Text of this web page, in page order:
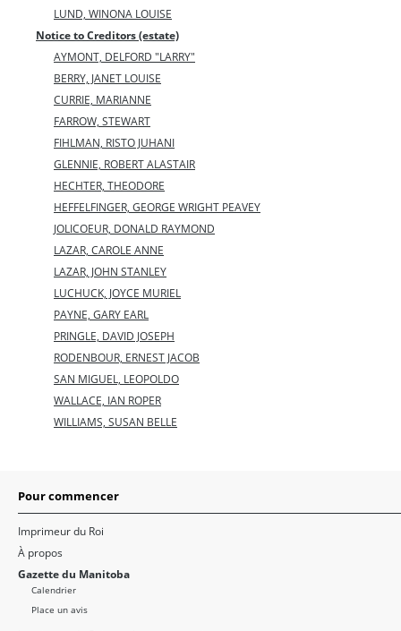
LUND, WINONA LOUISE
Notice to Creditors (estate)
AYMONT, DELFORD "LARRY"
BERRY, JANET LOUISE
CURRIE, MARIANNE
FARROW, STEWART
FIHLMAN, RISTO JUHANI
GLENNIE, ROBERT ALASTAIR
HECHTER, THEODORE
HEFFELFINGER, GEORGE WRIGHT PEAVEY
JOLICOEUR, DONALD RAYMOND
LAZAR, CAROLE ANNE
LAZAR, JOHN STANLEY
LUCHUCK, JOYCE MURIEL
PAYNE, GARY EARL
PRINGLE, DAVID JOSEPH
RODENBOUR, ERNEST JACOB
SAN MIGUEL, LEOPOLDO
WALLACE, IAN ROPER
WILLIAMS, SUSAN BELLE
Pour commencer
Imprimeur du Roi
À propos
Gazette du Manitoba
Calendrier
Place un avis